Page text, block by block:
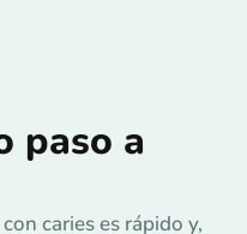
paso a
caries es rápido y,